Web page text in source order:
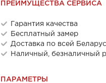
ПРЕИМУЩЕСТВА СЕРВИСА
Гарантия качества
Бесплатный замер
Доставка по всей
Наличный, безналичный
ПАРАМЕТРЫ